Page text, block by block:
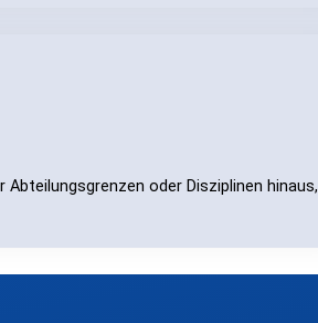
oder Disziplinen hinaus,